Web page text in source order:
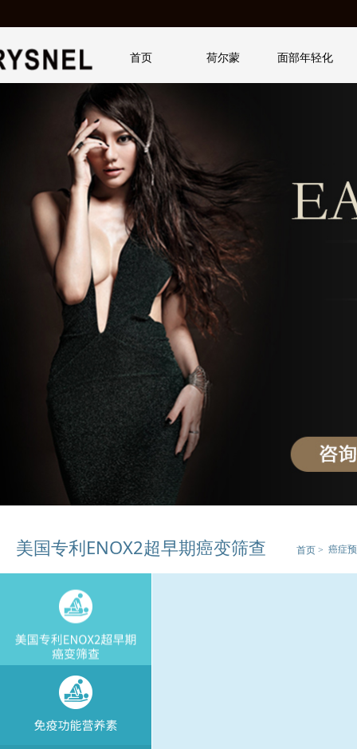
首页 荷尔蒙 面部年轻化
美国专利ENOX2超早期癌变筛查 首页 > 癌症
核心功效
核心功效
适合人群
适合人群